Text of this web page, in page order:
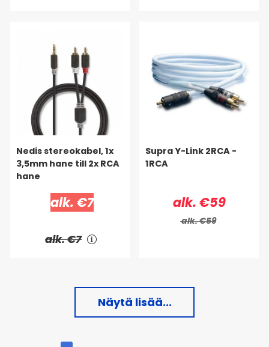
Nedis stereokabel, 1x
3,5mm hane till 2x RCA
hane
alk. €7
alk. €7
Supra Y-Link 2RCA -
1RCA
alk. €59
alk. €59
Näytä lisää...